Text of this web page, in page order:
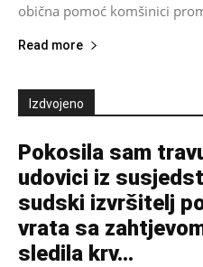
obična pomoć komšinici
Read more
Izdvojeno
Pokosila sam
udovici iz
sudski izvršitelj
vrata sa
sledila krv...